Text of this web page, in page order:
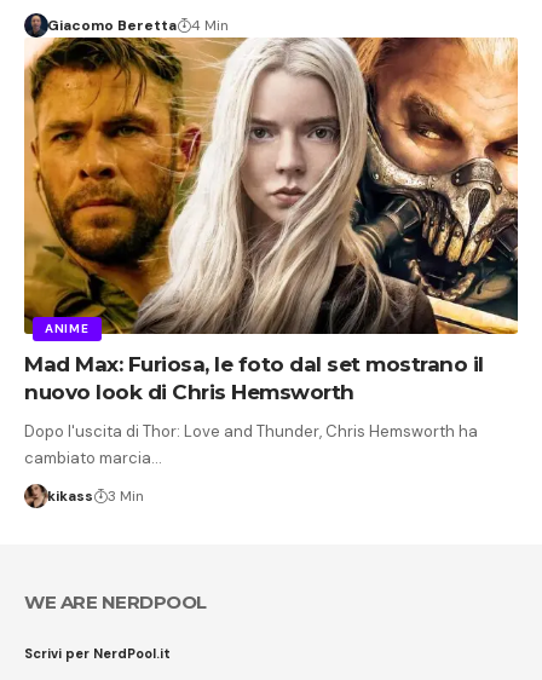
Giacomo Beretta 4 Min
ANIME
Mad Max: Furiosa, le foto dal set mostrano il
nuovo look di Chris Hemsworth
Dopo l'uscita di Thor: Love and Thunder, Chris Hemsworth ha
cambiato marcia…
kikass 3 Min
WE ARE NERDPOOL
Scrivi per NerdPool.it